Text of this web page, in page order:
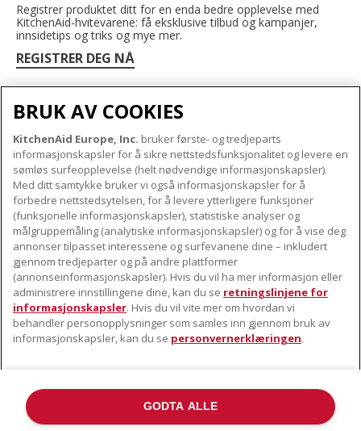
Registrer produktet ditt for en enda bedre opplevelse med
KitchenAid-hvitevarene: få eksklusive tilbud og kampanjer,
innsidetips og triks og mye mer.
REGISTRER DEG NÅ
OM KITCHENAID
Merkets kjerne
Merkehistorie
ODR
VÅRE PRODUKTER
Små apparater
Produkttilbehør
KUNDESERVICE
Finn et servicesenter nær deg
Garanti og dokumenter
Kontaktinformasjon
FØLG OSS
©2022 Alle rettigheter forbeholdt. KitchenAid og designen til
BRUK AV COOKIES
KitchenAid Europe, Inc. bruker første- og tredjeparts
informasjonskapsler for å sikre nettstedsfunksjonalitet og levere en
sømløs surfeopplevelse (helt nødvendige informasjonskapsler).
Med ditt samtykke bruker vi også informasjonskapsler for å
forbedre nettstedsytelsen, for å levere ytterligere funksjoner
(funksjonelle informasjonskapsler), statistiske analyser og
målgruppemåling (analytiske informasjonskapsler) og for å vise deg
annonser tilpasset interessene og surfevanene dine – inkludert
gjennom tredjeparter og på andre plattformer
(annonseinformasjonskapsler). Hvis du vil ha mer informasjon eller
administrere innstillingene dine, kan du se retningslinjene for
informasjonskapsler. Hvis du vil vite mer om hvordan vi
behandler personopplysninger som samles inn gjennom bruk av
informasjonskapsler, kan du se personvernerklæringen.
GODTA ALLE